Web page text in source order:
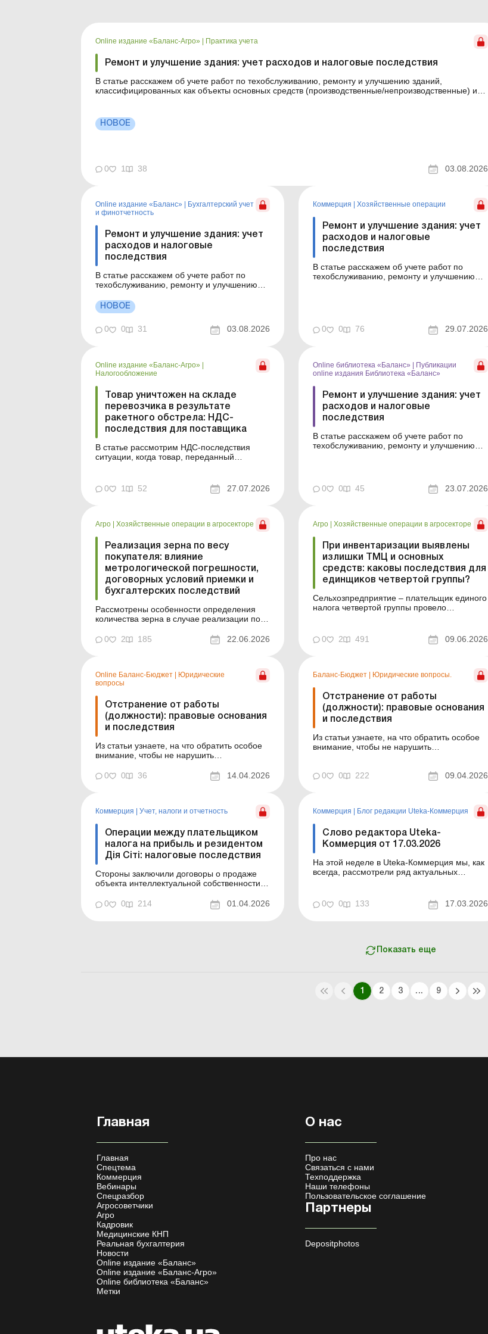
Online издание «Баланс-Агро» Практика учета
Ремонт и улучшение здания: учет расходов и налоговые последствия
В статье расскажем об учете работ по техобслуживанию, ремонту и улучшению зданий,
классифицированных как объекты основных средств (производственные/непроизводственные) или
НОВОЕ
0 1 38 03.08.2026
Online издание «Баланс»
Бухгалтерский учет
и финотчетность
Ремонт и улучшение здания: учет
расходов и налоговые
последствия
В статье расскажем об учете работ по
техобслуживанию, ремонту и улучшению
основных средств (производственные/
непроизводственные) или объекты
инвестиционной недвижимости. Как
определить, относится ли здание к
НОВОЕ
0 0 31 03.08.2026
Коммерция Хозяйственные операции
Ремонт и улучшение здания: учет
расходов и налоговые
последствия
В статье расскажем об учете работ по
техобслуживанию, ремонту и улучшению
определить, относится ли здание к
операционной или инвестиционной
0 0 76 29.07.2026
Online издание «Баланс-Агро» |
Налогообложение
Товар уничтожен на складе
перевозчика в результате
ракетного обстрела: НДС-
последствия для поставщика
В статье рассмотрим НДС-последствия
ситуации, когда товар, переданный
перевозчик компенсировал поставщику его
стоимость. Когда сдавать НН, если товар
0 1 52 27.07.2026
Online библиотека «Баланс» | Публикации
online издания Библиотека «Баланс»
Ремонт и улучшение здания: учет
расходов и налоговые
последствия
В статье расскажем об учете работ по
техобслуживанию, ремонту и улучшению
инвестиционной недвижимости. Библиотека
Баланс № 14 «Основные средства:
0 0 45 23.07.2026
Агро | Хозяйственные операции в агросекторе
Реализация зерна по весу
покупателя: влияние
метрологической погрешности,
договорных условий приемки и
бухгалтерских последствий
Рассмотрены особенности определения
количества зерна в случае реализации по
учетом влияния метрологической
погрешности, договорных условий приемки
признания дохода. В практике реализации
зерновых и масличных культур расп...
0 2 185 22.06.2026
Агро | Хозяйственные операции в агросекторе
При инвентаризации выявлены
излишки ТМЦ и основных
средств: каковы последствия для
единщиков четвертой группы?
Сельхозпредприятие – плательщик единого
налога четвертой группы провело
продукции собственного производства, а
также основных средств (далее – ОС). Как
0 2 491 09.06.2026
Online Баланс-Бюджет
Юридические
вопросы
Отстранение от работы
(должности): правовые основания
и последствия
Из статьи узнаете, на что обратить особое
внимание, чтобы не нарушить
судебных споров. Баланс-Бюджет № 15 от
14 апреля 2026 года Отстранение от
контролирующих органов, и в случае
возможного с...
0 0 36 14.04.2026
Баланс-Бюджет Юридические вопросы.
Отстранение от работы
(должности): правовые основания
и последствия
Из статьи узнаете, на что обратить особое
внимание, чтобы не нарушить
шаг, который всегда под микроскопом: и со
0 0 222 09.04.2026
Коммерция Учет, налоги и отчетность
Операции между плательщиком
налога на прибыль и резидентом
Дія Сіті: налоговые последствия
Стороны заключили договоры о продаже
объекта интеллектуальной собственности и
договорах является резидент Дія Сіті, а
покупателем – плательщик налога на
0 0 214 01.04.2026
Коммерция Блог редакции Uteka-Коммерция
Слово редактора Uteka-
Коммерция от 17.03.2026
На этой неделе в Uteka-Коммерция мы, как
всегда, рассмотрели ряд актуальных
Uteka-Коммерция. Уважаемые коллеги!
Вкратце ознакомлю вас с темами статей,
0 0 133 17.03.2026
Показать еще
1 2 3 ... 9
Главная
Главная
Спецтема
Коммерция
Вебинары
Спецразбор
Агросоветчики
Агро
Кадровик
Медицинские КНП
Реальная бухгалтерия
Новости
Online издание «Баланс»
Online издание «Баланс-Агро»
Online библиотека «Баланс»
Метки
О нас
Про нас
Связаться с нами
Техподдержка
Наши телефоны
Пользовательское соглашение
Партнеры
Depositphotos